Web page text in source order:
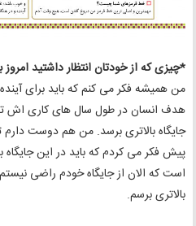
*چیزی که از خودتان انتظار داشتید
من همیشه فکر می کنم که باید برای
هدف انسان در طول سال های کاری اش
جایگاه بالاتری برسد. من هم دوست دارم
پیش فکر می کردم که باید در این
است که الان از جایگاه خودم راضی
بالاتری برسم.